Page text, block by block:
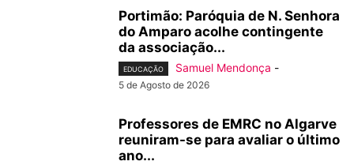
Portimão: Paróquia de N. Senhora
do Amparo acolhe contingente
da associação...
EDUCAÇÃO Samuel Mendonça -
5 de Agosto de 2026
Professores de EMRC no Algarve
reuniram-se para avaliar o último
ano...